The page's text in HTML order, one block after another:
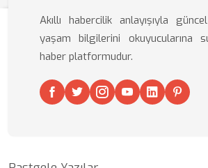
Akıllı habercilik anlayışıyla
yaşam bilgilerini okuyucularına
haber platformudur.